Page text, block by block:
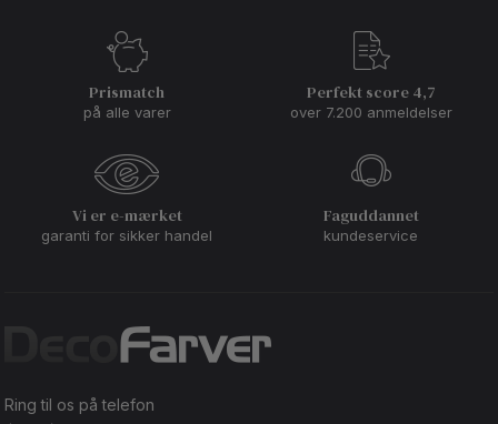
Prismatch
på alle varer
Perfekt score 4,7
over 7.200 anmeldelser
Vi er e-mærket
garanti for sikker handel
Faguddannet
kundeservice
Ring til os på telefon